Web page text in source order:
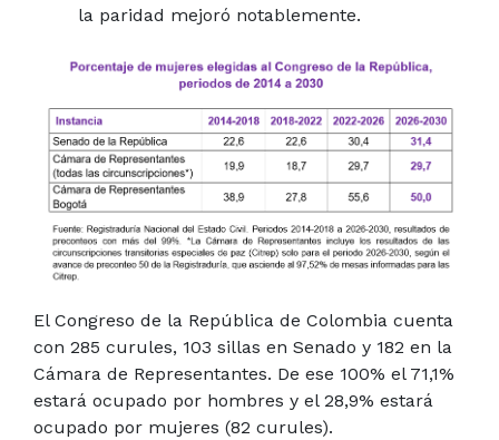
la paridad mejoró notablemente.
El Congreso de la República de Colombia cuenta
con 285 curules, 103 sillas en Senado y 182 en la
Cámara de Representantes. De ese 100% el 71,1%
estará ocupado por hombres y el 28,9% estará
ocupado por mujeres (82 curules).